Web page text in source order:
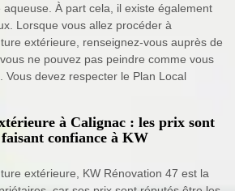
aqueuse. À part cela, il existe également
Lorsque vous allez procéder à
extérieure, renseignez-vous auprès de
ne pouvez pas peindre comme vous
Vous devez respecter le Plan Local
à Calignac : les prix sont
confiance à KW
extérieure, KW Rénovation 47 est la